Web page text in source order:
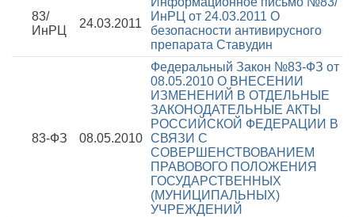
83/
ИнРЦ
24.03.2011
ИнРЦ от 24.03.2011 О
безопасности антивирусного
препарата Ставудин
83-ФЗ 08.05.2010
Федеральный Закон №83-ФЗ от
08.05.2010 О ВНЕСЕНИИ
ИЗМЕНЕНИЙ В ОТДЕЛЬНЫЕ
ЗАКОНОДАТЕЛЬНЫЕ АКТЫ
РОССИЙСКОЙ ФЕДЕРАЦИИ В
СВЯЗИ С
СОВЕРШЕНСТВОВАНИЕМ
ПРАВОВОГО ПОЛОЖЕНИЯ
ГОСУДАРСТВЕННЫХ
(МУНИЦИПАЛЬНЫХ)
УЧРЕЖДЕНИЙ